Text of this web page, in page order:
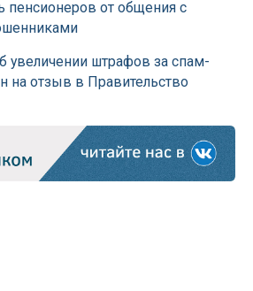
пенсионеров от общения с
увеличении штрафов за спам-
на отзыв в Правительство